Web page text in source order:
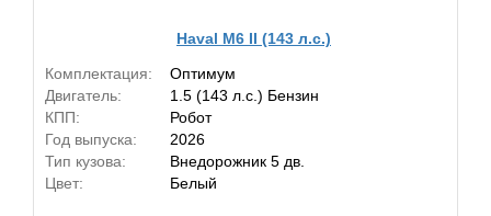
Haval M6 II (143 л.с.)
Комплектация:
Оптимум
Двигатель:
1.5 (143 л.с.) Бензин
КПП:
Робот
Год выпуска:
2026
Тип кузова:
Внедорожник 5 дв.
Цвет:
Белый